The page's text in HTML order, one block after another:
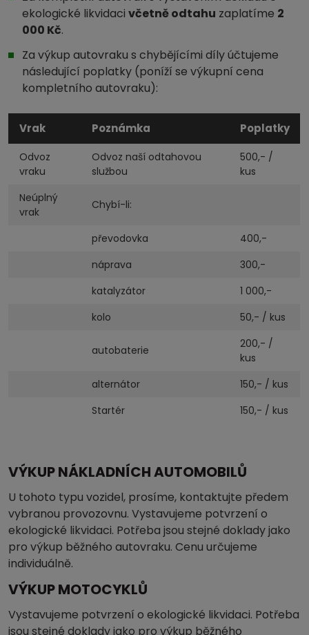
ekologické likvidaci včetně odtahu zaplatíme 2
000 Kč.
Za výkup autovraku s chybějícími díly účtujeme
následující poplatky (poníží se výkupní cena
kompletního autovraku):
Vrak Poznámka Poplatky
Odvoz
vraku
Odvoz naší odtahovou
službou
500,- /
kus
Neúplný
vrak
Chybí-li:
převodovka
400,-
náprava
300,-
katalyzátor
1 000,-
kolo
50,- / kus
autobaterie
200,- /
kus
alternátor
150,- / kus
Startér
150,- / kus
VÝKUP NÁKLADNÍCH AUTOMOBILŮ
U tohoto typu vozidel, prosíme, kontaktujte předem
vybranou provozovnu. Vystavujeme potvrzení o
ekologické likvidaci. Potřeba jsou stejné doklady jako
pro výkup běžného autovraku. Cenu určujeme
individuálně.
VÝKUP MOTOCYKLŮ
Vystavujeme potvrzení o ekologické likvidaci. Potřeba
jsou stejné doklady jako pro výkup běžného